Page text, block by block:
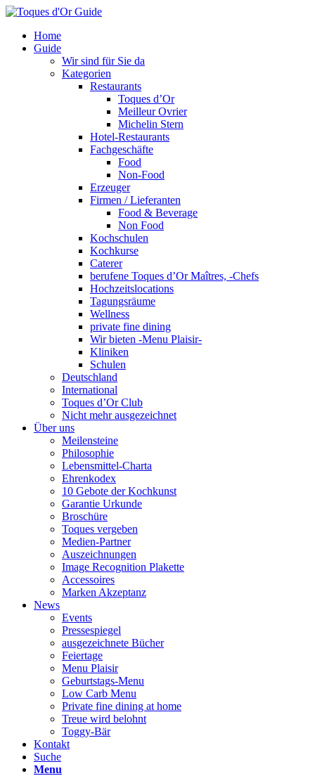
Home
Guide
Wir sind für Sie da
Kategorien
Restaurants
Toques d’Or
Meilleur Ovrier
Michelin Stern
Hotel-Restaurants
Fachgeschäfte
Food
Non-Food
Erzeuger
Firmen / Lieferanten
Food & Beverage
Non Food
Kochschulen
Kochkurse
Caterer
berufene Toques d’Or Maîtres, -Chefs
Hochzeitslocations
Tagungsräume
Wellness
private fine dining
Wir bieten -Menu Plaisir-
Kliniken
Schulen
Deutschland
International
Toques d’Or Club
Nicht mehr ausgezeichnet
Über uns
Meilensteine
Philosophie
Lebensmittel-Charta
Ehrenkodex
10 Gebote der Kochkunst
Garantie Urkunde
Broschüre
Toques vergeben
Medien-Partner
Auszeichnungen
Image Recognition Plakette
Accessoires
Marken Akzeptanz
News
Events
Pressespiegel
ausgezeichnete Bücher
Feiertage
Menu Plaisir
Geburtstags-Menu
Low Carb Menu
Private fine dining at home
Treue wird belohnt
Toggy-Bär
Kontakt
Suche
Menu